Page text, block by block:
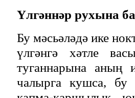
Үлгәннәр рухына
Бу мәсьәләдә ике
үлгәнгә хәтле
туганнарына аның
чалырга кушса, бу